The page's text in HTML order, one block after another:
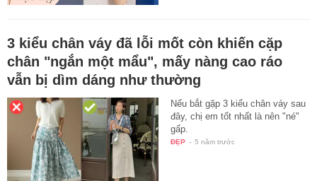
3 kiểu chân váy đã lỗi mốt còn khiến cặp
chân "ngắn một mẩu", mấy nàng cao ráo
vẫn bị dìm dáng như thường
Nếu bắt gặp 3 kiểu chân váy sau
đây, chị em tốt nhất là nên "né"
gấp.
ĐẸP - 5 năm trước